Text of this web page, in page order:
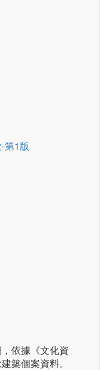
第1版
依據《文化資
築個案資料。